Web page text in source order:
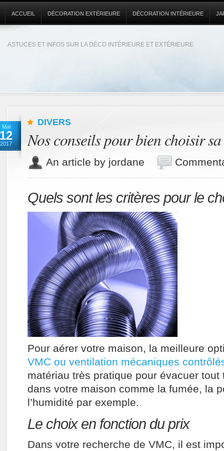
ASTUCES ET INFOS SUR LA DÉCO INTÉRIEURE ET EXTÉRIEURE
ACCUEIL DÉCORATION EXTÉRIEURE DÉCORATION INTÉRIEURE
Mai
12
2017
DIVERS
Nos conseils pour bien choisir
An article by jordane
Quels sont les critères pour le
Pour aérer votre maison, la meilleure
VMC ou ventilation mécaniques
matériau très pratique pour évacuer tout
dans votre maison comme la fumée, la
l’humidité par exemple.
Le choix en fonction du prix
Dans votre recherche de VMC, il est